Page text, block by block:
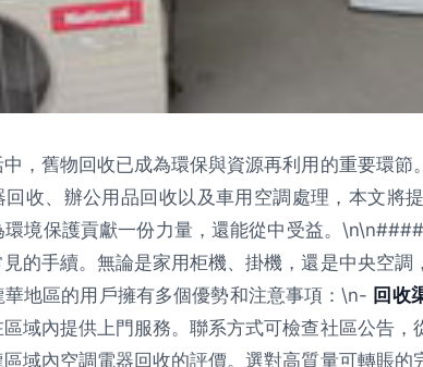
，舊物回收已成為環保與資源再利用的重要環
收、辦公用品回收以及車用空調處理，本文將
環境保護貢獻一份力量，還能從中受益。
的手續。無論是家用柜機、掛機，還是中央空
華地區的用戶擁有多個優勢和注意事項：\n- 回收
域內提供上門服務。聯系方式可檢查社區公告
域內空調電器回收的評價。選對高質量可轉賬